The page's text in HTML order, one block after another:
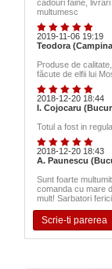
cadouri faine, livrari
multumesc
2019-11-06 19:19
Teodora
Produse de
făcute de elfii lui
2018-12-20 18:44
I. Cojocaru
Totul a fost in regula.
2018-12-20 18:43
A. Paunescu
Sunt foarte
comanda cu mare
mult! Sarbatori
Scrie-ti parerea